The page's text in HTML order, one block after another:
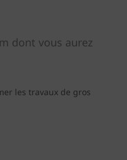
dont vous aurez
les travaux de gros